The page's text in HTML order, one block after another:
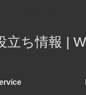
立ち情報 |